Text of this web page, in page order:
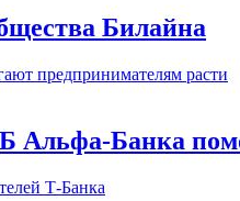
Билайна
Банка